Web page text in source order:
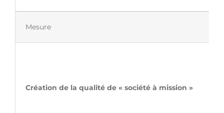
Mesure
Création de la qualité de «